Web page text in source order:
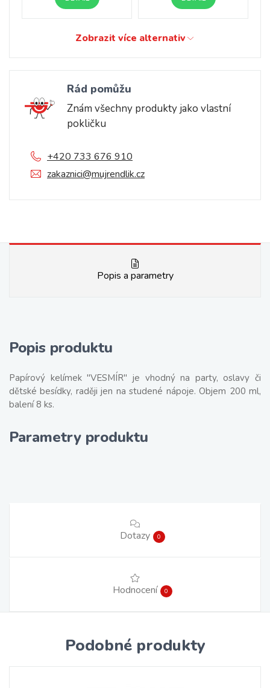
Zobrazit více alternativ
Rád pomůžu
Znám všechny produkty jako vlastní
pokličku
+420 733 676 910
zakaznici@mujrendlik.cz
Popis a parametry
Popis produktu
Papírový kelímek "VESMÍR" je vhodný na party, oslavy či
dětské besídky, raději jen na studené nápoje. Objem 200 ml,
balení 8 ks.
Parametry produktu
Dotazy 0
Hodnocení 0
Podobné produkty